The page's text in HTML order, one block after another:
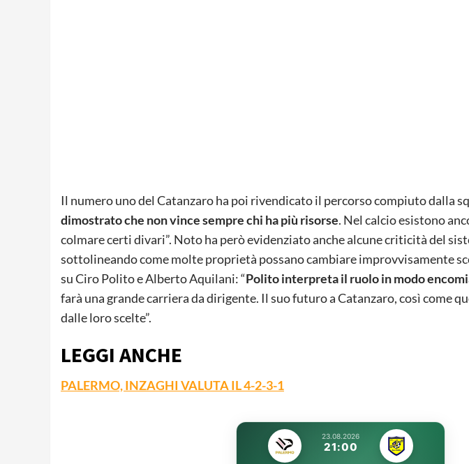
Il numero uno del Catanzaro ha poi rivendicato il percorso compiuto dalla
dimostrato che non vince sempre chi ha più risorse. Nel calcio esistono
colmare certi divari”. Noto ha però evidenziato anche alcune criticità del
sottolineando come molte proprietà possano cambiare improvvisamente
su Ciro Polito e Alberto Aquilani: “Polito interpreta il ruolo in modo
farà una grande carriera da dirigente. Il suo futuro a Catanzaro, così come
dalle loro scelte”.
LEGGI ANCHE
PALERMO, INZAGHI VALUTA IL 4-2-3-1
23.08.2026
21:00